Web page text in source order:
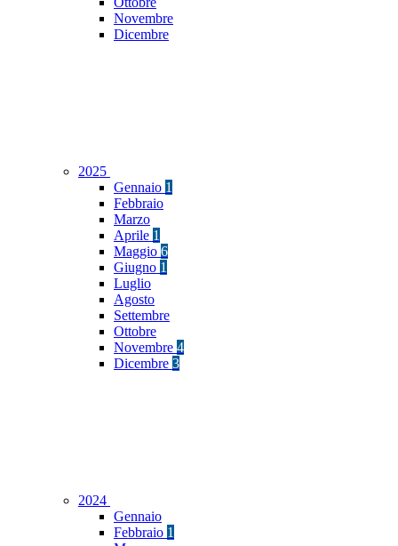
Novembre
Dicembre
2025
Gennaio 1
Febbraio
Marzo
Aprile 1
Maggio 6
Giugno 1
Luglio
Agosto
Settembre
Ottobre
Novembre 4
Dicembre 3
2024
Gennaio
Febbraio 1